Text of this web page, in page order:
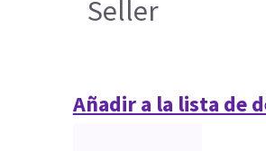
Seller
Añadir a la lista de